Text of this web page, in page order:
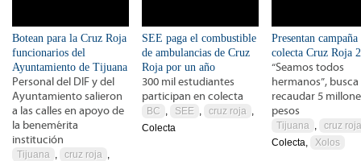
Botean para la Cruz Roja
funcionarios del
Ayuntamiento de Tijuana
Personal del DIF y del
Ayuntamiento salieron
a las calles en apoyo de
la benemérita
institución
Tijuana , cruz roja ,
SEE paga el combustible
de ambulancias de Cruz
Roja por un año
300 mil estudiantes
participan en colecta
BC , SEE , cruz roja ,
Colecta
Presentan campaña
colecta Cruz Roja
“Seamos todos
hermanos”, busca
recaudar 5
pesos
Tijuana ,
cruz roja
Colecta,
Xolos